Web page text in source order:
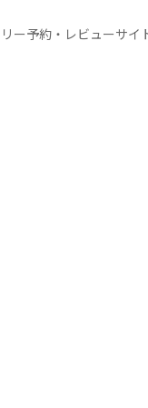
ー予約・レビューサイ